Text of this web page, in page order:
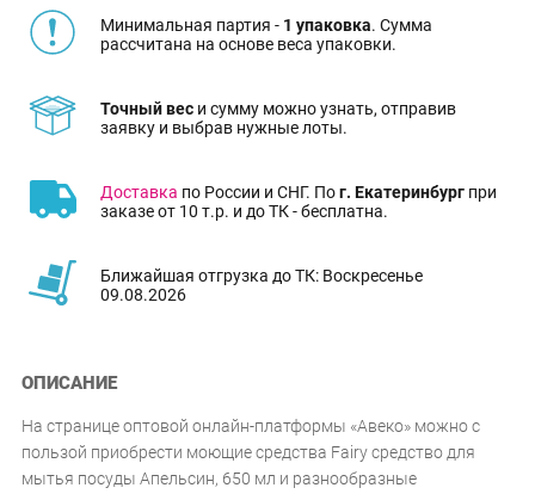
Минимальная партия - 1 упаковка. Сумма
рассчитана на основе веса упаковки.
Точный вес и сумму можно узнать, отправив
заявку и выбрав нужные лоты.
Доставка по России и СНГ. Пог. Екатеринбург при
заказе от 10 т.р. и до ТК - бесплатна.
Ближайшая отгрузка до ТК: Воскресенье
09.08.2026
ОПИСАНИЕ
На странице оптовой онлайн-платформы «Авеко» можно с
пользой приобрести моющие средства Fairy средство для
мытья посуды Апельсин, 650 мл и разнообразные